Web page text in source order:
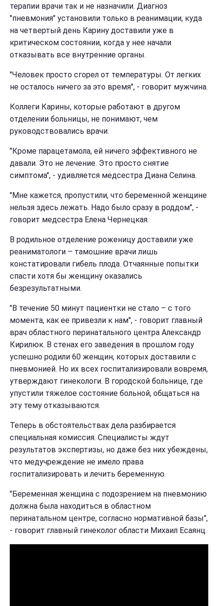
терапии врачи так и не назначили. Диагноз
"пневмония" установили только в реанимации, куда
на четвертый день Карину доставили уже в
критическом состоянии, когда у нее начали
отказывать все внутренние органы.
"Человек просто сгорел от температуры. От легких
не осталось ничего за это время", - говорит мужчина.
Коллеги Карины, которые работают в другом
отделении больницы, не понимают, чем
руководствовались врачи.
"Кроме парацетамола, ей ничего эффективного не
давали. Это не лечение. Это просто снятие
симптома", - удивляется медсестра Диана Селина.
"Мне кажется, пропустили, что беременной женщине
нельзя здесь лежать. Надо было сразу в роддом", -
говорит медсестра Елена Чернецкая.
В родильное отделение роженицу доставили уже
реаниматологи – тамошние врачи лишь
констатировали гибель плода. Отчаянные попытки
спасти хотя бы женщину оказались
безрезультатными.
"В течение 50 минут пациентки не стало – с того
момента, как ее привезли к нам", - говорит главный
врач областного перинатального центра Александр
Кирилюк. В стенах его заведения в прошлом году
успешно родили 60 женщин, которых доставили с
пневмонией. Но их всех госпитализировали вовремя,
утверждают гинекологи. В городской больнице, где
упустили тяжелое состояние больной, общаться на
эту тему отказываются.
Теперь в обстоятельствах дела разбирается
специальная комиссия. Специалисты ждут
результатов экспертизы, но даже без них убеждены,
что медучреждение не имело права
госпитализировать и лечить беременную.
"Беременная женщина с подозрением на пневмонию
должна была находиться в областном
перинатальном центре, согласно нормативной базы",
- говорит главный гинеколог области Михаил Есаянц.